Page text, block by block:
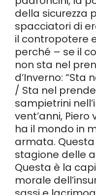
della sicurezza
spacciatori di
il contropotere
perché – se il
non sta nel
d’Inverno: “Sta
/ Sta nel
sampietrini
vent’anni,
ha il mondo in
armata.
stagione delle
Questa è la
morale